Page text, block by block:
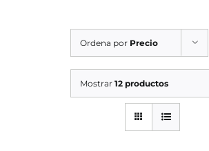
SERVICIOS TALLER
OCASIÓN
Ordena por Precio
Mostrar 12 productos